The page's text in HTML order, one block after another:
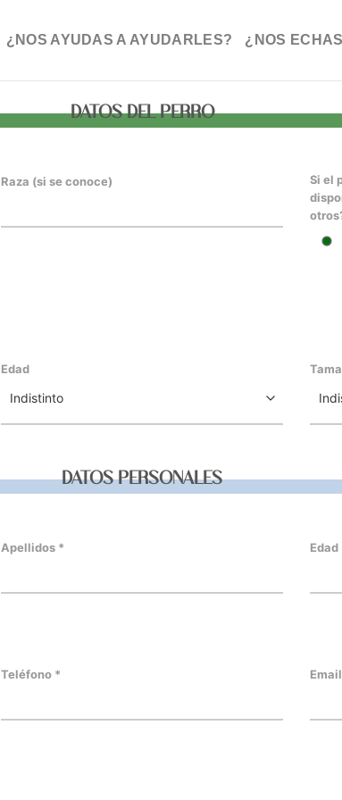
¿NOS AYUDAS A AYUDARLES? ¿NOS
DATOS DEL PERRO
Raza (si se conoce)
Si el
Edad
DATOS PERSONALES
Apellidos * Edad
Teléfono *